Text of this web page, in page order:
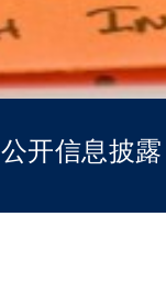
公开信息披露